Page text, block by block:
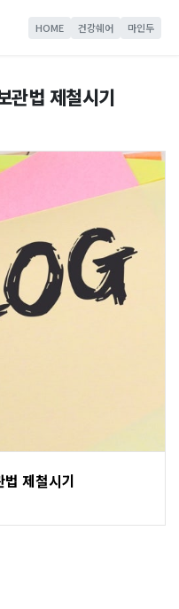
HOME 건강쉐어 마인두
관법 제철시기
제철시기